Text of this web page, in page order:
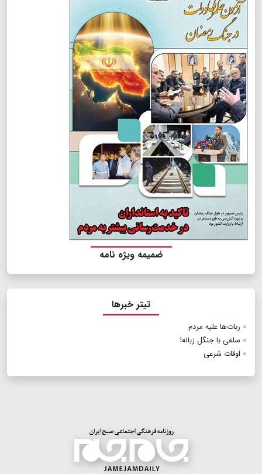
ضمیمه ویژه نامه
تیتر خبرها
ربات‌ها علیه مردم
سلفی با جنگل زباله!
اوقات شرعی